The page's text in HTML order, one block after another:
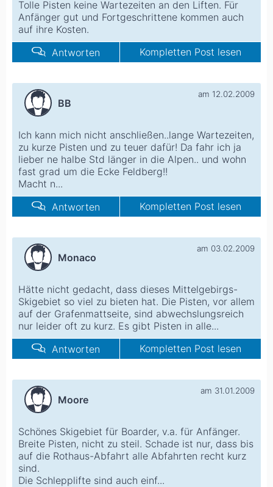
Tolle Pisten keine Wartezeiten an den Liften. Für
Anfänger gut und Fortgeschrittene kommen auch
auf ihre Kosten.
Antworten
Kompletten Post lesen
BB
am 12.02.2009
Ich kann mich nicht anschließen..lange Wartezeiten,
zu kurze Pisten und zu teuer dafür! Da fahr ich ja
lieber ne halbe Std länger in die Alpen.. und wohn
fast grad um die Ecke Feldberg!!
Macht n...
Antworten
Kompletten Post lesen
Monaco
am 03.02.2009
Hätte nicht gedacht, dass dieses Mittelgebirgs-
Skigebiet so viel zu bieten hat. Die Pisten, vor allem
auf der Grafenmattseite, sind abwechslungsreich
nur leider oft zu kurz. Es gibt Pisten in alle...
Antworten
Kompletten Post lesen
Moore
am 31.01.2009
Schönes Skigebiet für Boarder, v.a. für Anfänger.
Breite Pisten, nicht zu steil. Schade ist nur, dass bis
auf die Rothaus-Abfahrt alle Abfahrten recht kurz
sind.
Die Schlepplifte sind auch einf...